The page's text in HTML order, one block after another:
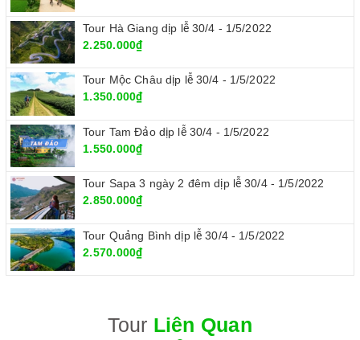
Tour Hà Giang dịp lễ 30/4 - 1/5/2022
2.250.000₫
Tour Mộc Châu dịp lễ 30/4 - 1/5/2022
1.350.000₫
Tour Tam Đảo dịp lễ 30/4 - 1/5/2022
1.550.000₫
Tour Sapa 3 ngày 2 đêm dịp lễ 30/4 - 1/5/2022
2.850.000₫
Tour Quảng Bình dịp lễ 30/4 - 1/5/2022
2.570.000₫
Tour Liên Quan